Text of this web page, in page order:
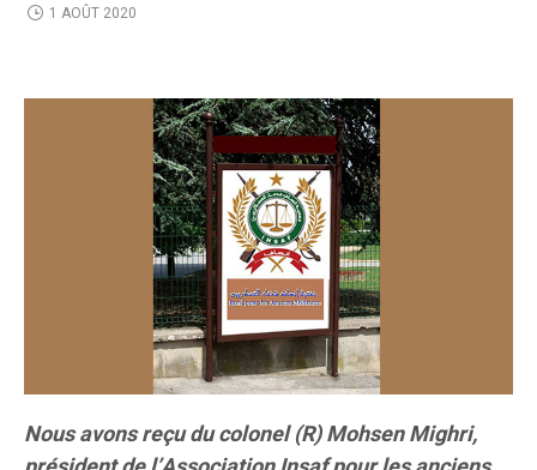
1 AOÛT 2020
Nous avons reçu du colonel (R) Mohsen Mighri,